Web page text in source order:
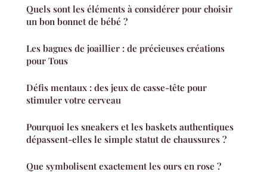
Quels sont les éléments à considérer pour choisir
un bon bonnet de bébé ?
Les bagues de joaillier : de précieuses créations
pour Tous
Défis mentaux : des jeux de casse-tête pour
stimuler votre cerveau
Pourquoi les sneakers et les baskets authentiques
dépassent-elles le simple statut de chaussures ?
Que symbolisent exactement les ours en rose ?